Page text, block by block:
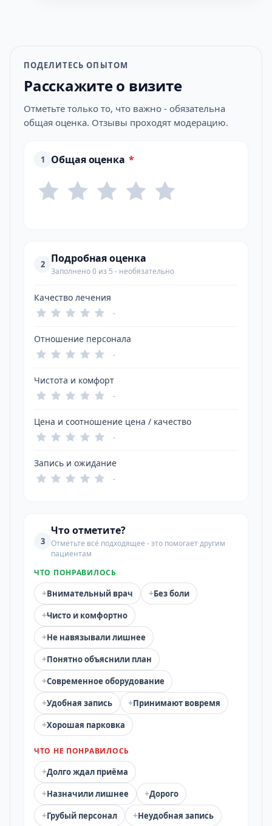
ПОДЕЛИТЕСЬ ОПЫТОМ
Расскажите о визите
Отметьте только то, что важно - обязательна
общая оценка. Отзывы проходят модерацию.
1 Общая оценка *
2 Подробная оценка
Заполнено 0 из 5 - необязательно
Качество лечения
-
Отношение персонала
-
Чистота и комфорт
-
Цена и соотношение цена / качество
-
Запись и ожидание
-
3
Что отметите?
Отметьте всё подходящее - это помогает другим
пациентам
ЧТО ПОНРАВИЛОСЬ
+Внимательный врач +Без боли
+Чисто и комфортно
+Не навязывали лишнее
+Понятно объяснили план
+Современное оборудование
+Удобная запись +Принимают вовремя
+Хорошая парковка
ЧТО НЕ ПОНРАВИЛОСЬ
+Долго ждал приёма
+Назначили лишнее +Дорого
+Грубый персонал +Неудобная запись